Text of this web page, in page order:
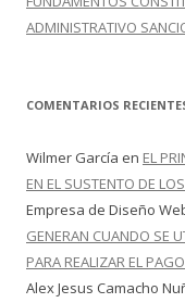
ADMINISTRATIVO
COMENTARIOS
Wilmer García en EL
EN EL SUSTENTO DE
Empresa de Diseño
GENERAN CUANDO SE
PARA REALIZAR EL
Alex Jesus Camacho